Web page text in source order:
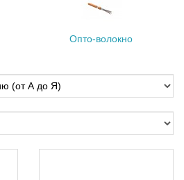
Опто-волокно